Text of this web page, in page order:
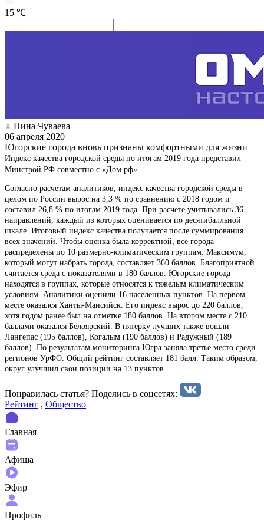
15 ℃
Нина Чуваева
06 апреля 2020
Югорские города вновь признаны комфортными для жизни
Индекс качества городской среды по итогам 2019 года представил
Минстрой РФ совместно с «Дом.рф»
Согласно расчетам аналитиков, индекс качества городской среды в
целом по России вырос на 3,3 % по сравнению с 2018 годом и
составил 26,8 % по итогам 2019 года. При расчете учитывались 36
направлений, каждый из которых оценивается по десятибалльной
шкале. Итоговый индекс качества получается после суммирования
всех значений. Чтобы оценка была корректной, все города
распределены по 10 размерно-климатическим группам. Максимум,
который могут набрать города, составляет 360 баллов. Благоприятной
считается среда с показателями в 180 баллов. Югорские города
находятся в группах, которые относятся к тяжелым климатическим
условиям. Аналитики оценили 16 населенных пунктов. На первом
месте оказался Ханты-Мансийск. Его индекс вырос до 220 баллов,
хотя годом ранее был на отметке 180 баллов. На втором месте с 210
баллами оказался Белоярский. В пятерку лучших также вошли
Лангепас (195 баллов), Когалым (190 баллов) и Радужный (189
баллов). По результатам мониторинга Югра заняла третье место среди
регионов УрФО. Общий рейтинг составляет 181 балл. Таким образом,
округ улучшил свои позиции на 13 пунктов.
Понравилась статья? Поделиcь в соцсетях:
Рейтинг , Общество
Главная
Афиша
Эфир
Профиль